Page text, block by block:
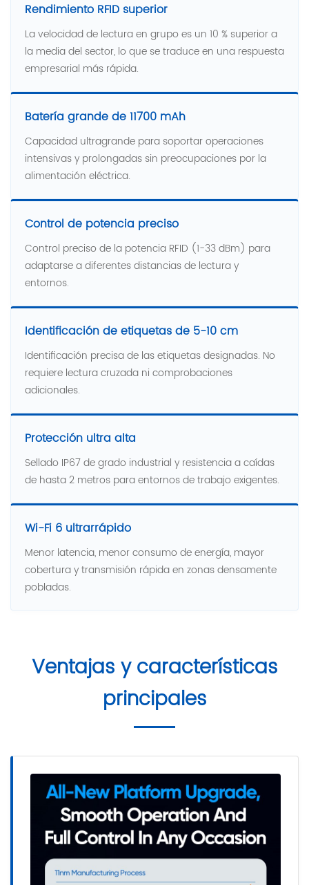
Rendimiento RFID superior
La velocidad de lectura en grupo es un 10 % superior a
la media del sector, lo que se traduce en una respuesta
empresarial más rápida.
Batería grande de 11700 mAh
Capacidad ultragrande para soportar operaciones
intensivas y prolongadas sin preocupaciones por la
alimentación eléctrica.
Control de potencia preciso
Control preciso de la potencia RFID (1-33 dBm) para
adaptarse a diferentes distancias de lectura y
entornos.
Identificación de etiquetas de 5-10 cm
Identificación precisa de las etiquetas designadas. No
requiere lectura cruzada ni comprobaciones
adicionales.
Protección ultra alta
Sellado IP67 de grado industrial y resistencia a caídas
de hasta 2 metros para entornos de trabajo exigentes.
Wi-Fi 6 ultrarrápido
Menor latencia, menor consumo de energía, mayor
cobertura y transmisión rápida en zonas densamente
pobladas.
Ventajas y características
principales